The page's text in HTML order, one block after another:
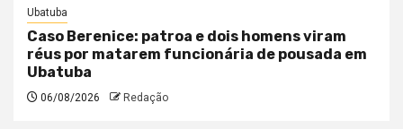
Ubatuba
Caso Berenice: patroa e dois homens viram
réus por matarem funcionária de pousada em
Ubatuba
06/08/2026 Redação